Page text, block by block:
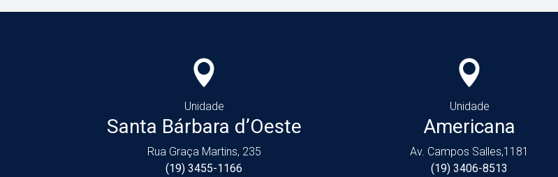
Unidade
Santa Bárbara d’Oeste
Rua Graça Martins, 235
(19) 3455-1166
Unidade
Americana
Av. Campos Salles,1181
(19) 3406-8513